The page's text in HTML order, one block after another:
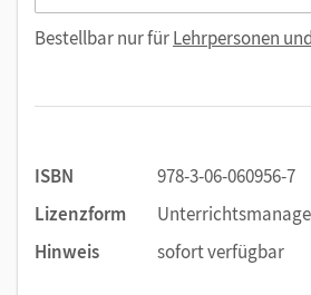
Bestellbar nur fürLehrpersonen
ISBN
978-3-06-060956-7
Lizenzform
Hinweis
sofort verfügbar